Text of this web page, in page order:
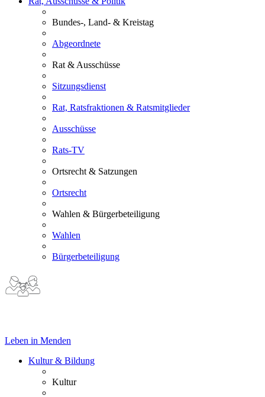
Bundes-, Land- & Kreistag
Abgeordnete
Rat & Ausschüsse
Sitzungsdienst
Rat, Ratsfraktionen & Ratsmitglieder
Ausschüsse
Rats-TV
Ortsrecht & Satzungen
Ortsrecht
Wahlen & Bürgerbeteiligung
Wahlen
Bürgerbeteiligung
Leben in Menden
Kultur & Bildung
Kultur